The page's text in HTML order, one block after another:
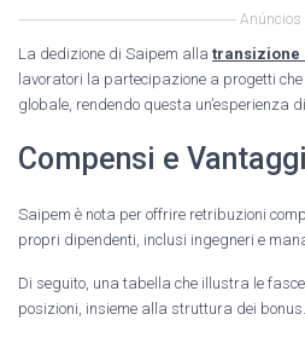
Anúncios
La dedizione di Saipem alla transizione
lavoratori la partecipazione a progetti
globale, rendendo questa un’esperienza
Compensi e Vantaggi
Saipem è nota per offrire retribuzioni
propri dipendenti, inclusi ingegneri e
Di seguito, una tabella che illustra le
posizioni, insieme alla struttura dei bonus.